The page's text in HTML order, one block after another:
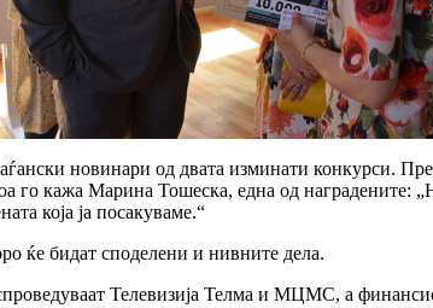
новинари од двата изминати конкурси.
го кажа Марина Тошеска, една од
која ја посакуваме.“
ќе бидат споделени и нивните дела.
Телевизија Телма и МЦМС, а